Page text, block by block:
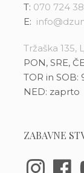
T: 070 724
E:
Tržaška 135,
PON, SRE,
TOR in SOB:
NED: zaprto
ZABAVNE